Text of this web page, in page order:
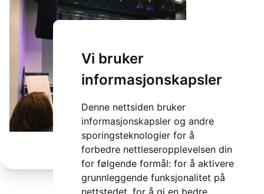
Vi bruker
informasjonskapsler
Denne nettsiden bruker
informasjonskapsler og andre
sporingsteknologier for å
forbedre nettleseropplevelsen din
for følgende formål: for å aktivere
grunnleggende funksjonalitet på
nettstedet for å gi en bedre